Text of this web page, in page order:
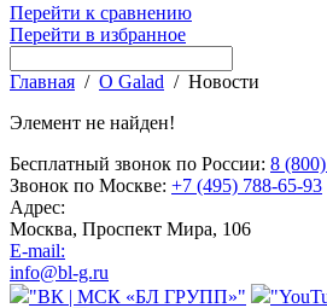
Перейти к сравнению
Перейти в избранное
Главная / О Galad / Новости
Элемент не найден!
Бесплатный звонок по России: 8
Звонок по Москве: +7 (495) 788-65-93
Адрес:
Москва, Проспект Мира, 106
E-mail:
info@bl-g.ru
"ВК | МСК «БЛ ГРУПП»"